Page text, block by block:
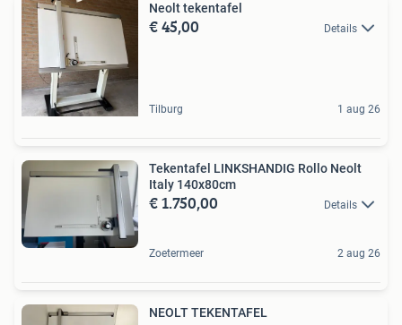
Neolt tekentafel
€ 45,00 Details
Tilburg 1 aug 26
Tekentafel LINKSHANDIG Rollo Neolt
Italy 140x80cm
€ 1.750,00 Details
Zoetermeer 2 aug 26
NEOLT TEKENTAFEL